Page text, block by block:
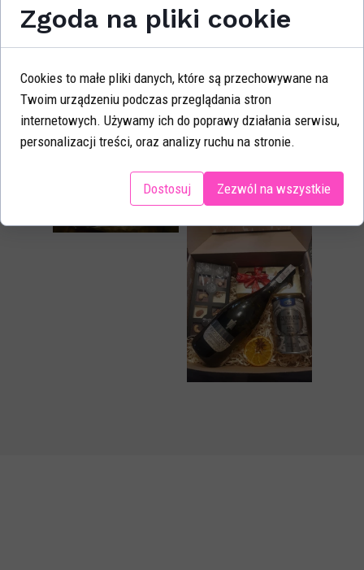
Zgoda na pliki cookie
Cookies to małe pliki danych, które są przechowywane na
Twoim urządzeniu podczas przeglądania stron
internetowych. Używamy ich do poprawy działania serwisu,
personalizacji treści, oraz analizy ruchu na stronie.
Dostosuj Zezwól na wszystkie